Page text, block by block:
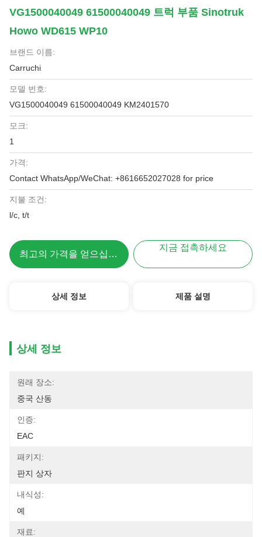
VG1500040049 61500040049 트럭 부품 Sinotruk
Howo WD615 WP10
브랜드 이름:
Carruchi
모델 번호:
VG1500040049 61500040049 KM2401570
모크:
1
가격:
Contact WhatsApp/WeChat: +8616652027028 for price
지불 조건:
l/c, t/t
최고의 가격을 얻으십시오
지금 접촉하세요
상세 정보 제품 설명
상세 정보
원래 장소:
중국 산동
인증:
EAC
패키지:
판지 상자
내식성:
예
재료: